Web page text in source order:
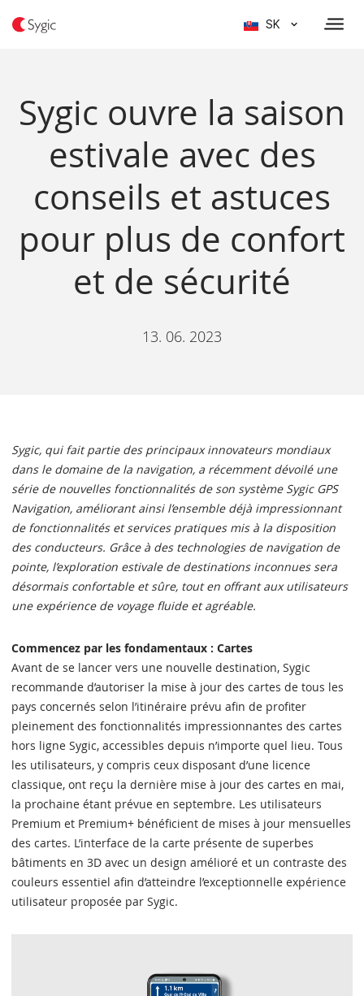
SK
Sygic ouvre la saison
estivale avec des
conseils et astuces
pour plus de confort
et de sécurité
13. 06. 2023
Sygic, qui fait partie des principaux innovateurs mondiaux
dans le domaine de la navigation, a récemment dévoilé une
série de nouvelles fonctionnalités de son système Sygic GPS
Navigation, améliorant ainsi l’ensemble déjà impressionnant
de fonctionnalités et services pratiques mis à la disposition
des conducteurs. Grâce à des technologies de navigation de
pointe, l’exploration estivale de destinations inconnues sera
désormais confortable et sûre, tout en offrant aux utilisateurs
une expérience de voyage fluide et agréable.
Commencez par les fondamentaux : Cartes
Avant de se lancer vers une nouvelle destination, Sygic
recommande d’autoriser la mise à jour des cartes de tous les
pays concernés selon l’itinéraire prévu afin de profiter
pleinement des fonctionnalités impressionnantes des cartes
hors ligne Sygic, accessibles depuis n’importe quel lieu. Tous
les utilisateurs, y compris ceux disposant d’une licence
classique, ont reçu la dernière mise à jour des cartes en mai,
la prochaine étant prévue en septembre. Les utilisateurs
Premium et Premium+ bénéficient de mises à jour mensuelles
des cartes. L’interface de la carte présente de superbes
bâtiments en 3D avec un design amélioré et un contraste des
couleurs essentiel afin d’atteindre l’exceptionnelle expérience
utilisateur proposée par Sygic.